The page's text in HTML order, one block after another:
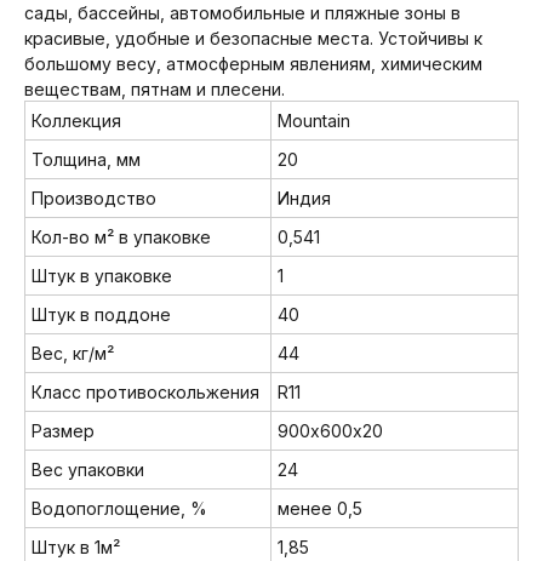
сады, бассейны, автомобильные и пляжные зоны в
красивые, удобные и безопасные места. Устойчивы к
большому весу, атмосферным явлениям, химическим
веществам, пятнам и плесени.
Коллекция
Mountain
Толщина, мм
20
Производство
Индия
Кол-во м² в упаковке
0,541
Штук в упаковке
1
Штук в поддоне
40
Вес, кг/м²
44
Класс противоскольжения
R11
Размер
900х600х20
Вес упаковки
24
Водопоглощение, %
менее 0,5
Штук в 1м²
1,85
Мы в соц. сетях: